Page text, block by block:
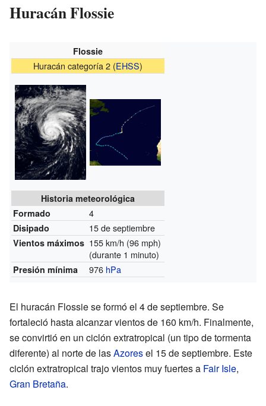
Huracán Flossie
Flossie
Huracán categoría 2 (EHSS)
Historia meteorológica
Formado
4
Disipado 15 de septiembre
Vientos máximos 155 km/h (96 mph)
(durante 1 minuto)
Presión mínima 976 hPa
El huracán Flossie se formó el 4 de septiembre. Se
fortaleció hasta alcanzar vientos de 160 km/h. Finalmente,
se convirtió en un ciclón extratropical (un tipo de tormenta
diferente) al norte de lasAzoresel 15 de septiembre. Este
ciclón extratropical trajo vientos muy fuertes a Fair Isle,
Gran Bretaña.